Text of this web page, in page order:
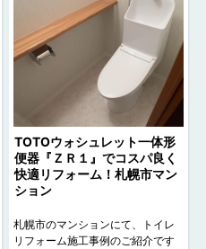
TOTOウォシュレット一体形
便器『ＺＲ１』でコスパ良く
快適リフォーム！札幌市マン
ション
札幌市のマンションにて、トイレ
リフォーム施工事例のご紹介です